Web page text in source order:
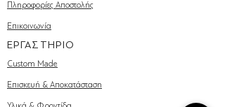
Πληροφορίες Αποστολής
Επικοινωνία
ΕΡΓΑΣΤΗΡΙΟ
Custom Made
Επισκευή & Αποκατάσταση